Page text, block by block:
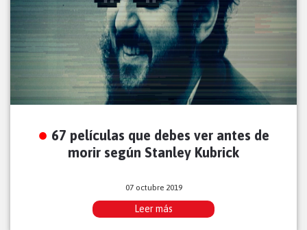
67 películas que debes ver antes de
morir según Stanley Kubrick
07 octubre 2019
Leer más